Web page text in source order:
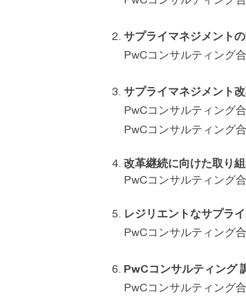
サプライマネジメント
PwCコンサルティング
サプライマネジメント
PwCコンサルティング
PwCコンサルティング
改革継続に向けた取り
PwCコンサルティング
レジリエントなサプラ
PwCコンサルティング
PwCコンサルティング
PwCコンサルティング